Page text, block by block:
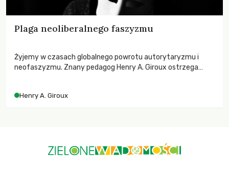
Plaga neoliberalnego faszyzmu
Żyjemy w czasach globalnego powrotu autorytaryzmu i
neofaszyzmu. Znany pedagog Henry A. Giroux ostrzega
wychowają świadomych obywateli?
Henry A. Giroux